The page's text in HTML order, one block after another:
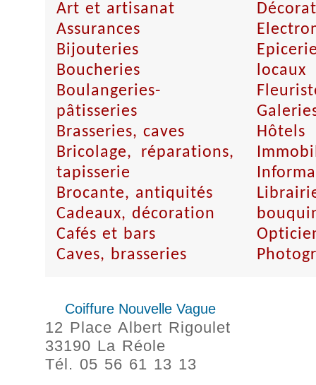
Art et artisanat
Assurances
Bijouteries
Boucheries
Boulangeries-
pâtisseries
Brasseries, caves
Bricolage, réparations,
tapisserie
Brocante, antiquités
Cadeaux, décoration
Cafés et bars
Caves, brasseries
locaux
Hôtels
Coiffure Nouvelle Vague
12 Place Albert Rigoulet
33190 La Réole
Tél. 05 56 61 13 13